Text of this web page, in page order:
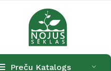
Preču Katalogs